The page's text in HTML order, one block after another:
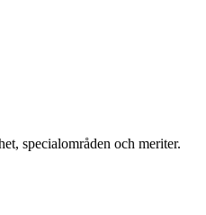
specialområden och meriter.